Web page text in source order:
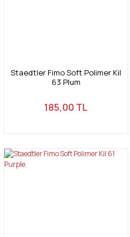
Staedtler Fimo Soft Polimer Kil
63 Plum
185,00 TL